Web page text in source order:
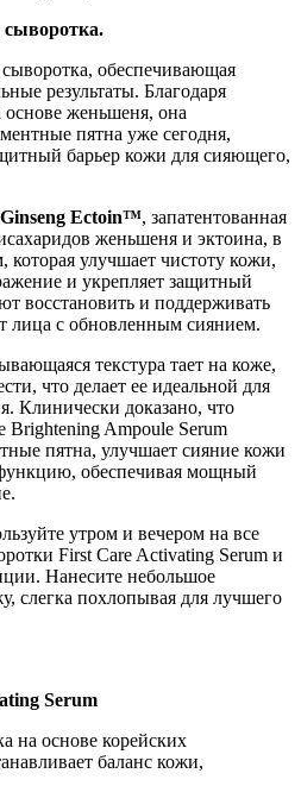
обеспечивающая
результаты. Благодаря
женьшеня, она
пятна уже сегодня,
барьер кожи для сияющего,
Ginseng Ectoin™, запатентованная
женьшеня и эктоина, в
улучшает чистоту кожи,
и укрепляет защитный
восстановить и поддерживать
лица с обновленным сиянием.
текстура тает на коже,
что делает ее идеальной для
Клинически доказано, что
Brightening Ampoule Serum
пятна, улучшает сияние кожи
обеспечивая мощный
утром и вечером на все
First Care Activating Serum и
Нанесите небольшое
слегка похлопывая для лучшего
Serum
на основе корейских
баланс кожи,